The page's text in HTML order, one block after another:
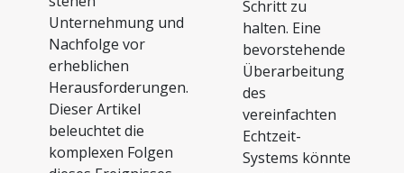
Unternehmung und
Nachfolge vor
erheblichen
Herausforderungen.
Dieser Artikel
beleuchtet die
komplexen Folgen
Schritt zu
halten. Eine
bevorstehende
Überarbeitung
des
vereinfachten
Echtzeit-
Systems könnte